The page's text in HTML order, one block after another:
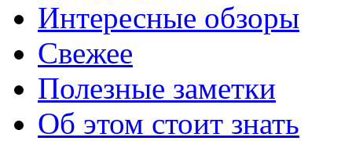
Интересные обзоры
Свежее
Полезные заметки
Об этом стоит знать